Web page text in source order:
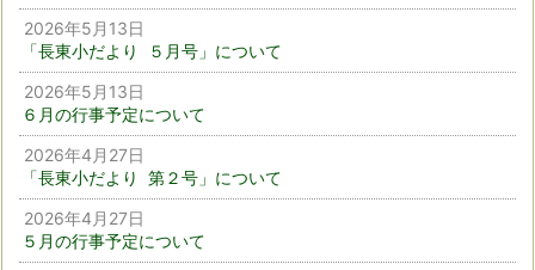
2026年5月13日
「長東小だより ５月号」について
2026年5月13日
６月の行事予定について
2026年4月27日
「長東小だより 第２号」について
2026年4月27日
５月の行事予定について